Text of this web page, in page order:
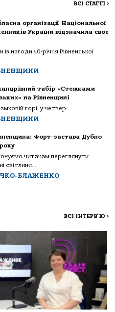
ВСІ СТАТТІ >
організації Національної
України відзначила своє
нагоди 40-річчя Рівненської
табір «Стежками
на Рівненщині
горі, у четвер...
Форт-застава Дубно
читачам переглянути
світлини...
БЛАЖЕНКО
ВСІ ІНТЕРВ'Ю >